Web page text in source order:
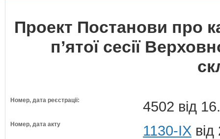
Проект Постанови про
п’ятої сесії
Номер, дата реєстрації: 4502 від
Номер, дата акту 1130-IX